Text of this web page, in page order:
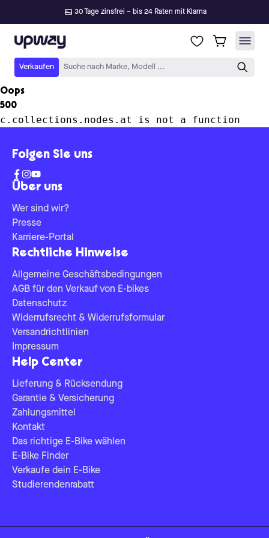
30 Tage zinsfrei – bis 24 Raten mit Klarna
Upway
Verkaufen Suche nach Marke, Modell ...
Oops
500
c.collections.nodes.at is not a function
Über uns
Wer sind wir?
Presse
Karriere-Portal
Rechtliche Hinweise
Allgemeine Geschäftsbedingungen
AGB für den Verkauf von E-bikes
Datenschutz
Widerrufsrecht & Widerrufsformular
Versandrichtlinien
Impressum
Help Center
Lieferung & Rücksendung
Garantie & Versicherung
Zahlungsmittel
Kontakt
Das richtige E-Bike wählen
E-Bike Finder
Verkaufe dein E-Bike
Studierendenrabatt
Folgen Sie uns